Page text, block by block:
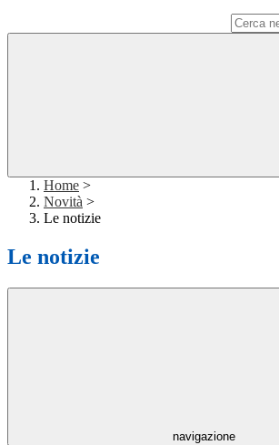
Home >
Novità >
Le notizie
Le notizie
navigazione